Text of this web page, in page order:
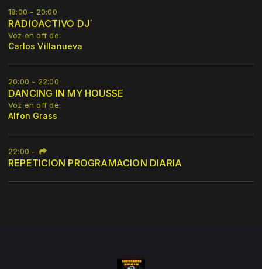
18:00 - 20:00
RADIOACTIVO DJ´
Voz en off de:
Carlos Villanueva
20:00 - 22:00
DANCING IN MY HOUSSE
Voz en off de:
Alfon Grass
22:00 -
REPETICION PROGRAMACION DIARIA